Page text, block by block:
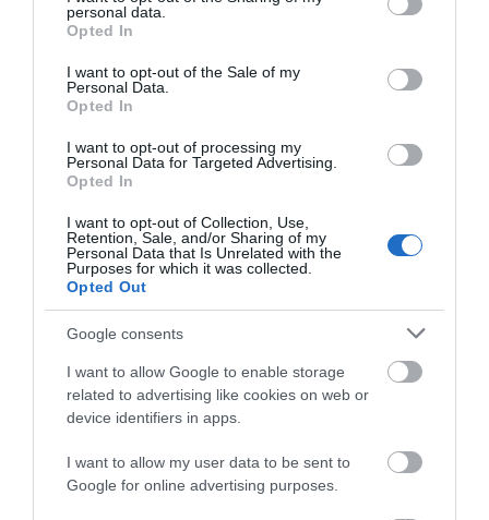
grant or deny consent to Google and its third-party tags to
use your data for below specified purposes in below Google
consent section.
personal data.
Opted In
I want to opt-out of the Sale of my
Personal Data.
Opted In
I want to opt-out of processing my
Personal Data for Targeted Advertising.
Opted In
I want to opt-out of Collection, Use,
Retention, Sale, and/or Sharing of my
Personal Data that Is Unrelated with the
Purposes for which it was collected.
Opted Out
Google consents
I want to allow Google to enable storage
related to advertising like cookies on web or
device identifiers in apps.
I want to allow my user data to be sent to
Google for online advertising purposes.
Αίσθηση πολυτέλειας και ανανέωσης.
Μια επιλογή που συνδυάζει μοναδικά τη ζεστασιά με
Το χαλίSandδημιουργεί έναν ατμοσφαιρικό και
Οι προσεκτικά επιλεγμένες αποχρώσεις του και η
κάθε στυλ διακόσμησης. Κατασκευασμένο από
οικολογικά υλικά υψηλής ποιότητας, το χαλί αυτό
υπόσχεται ανθεκτικότητα και διαχρονική ομορφιά.
Δώστε στο σπίτι σας έναν νέο αέρα ανανέωσης και
φινέτσας με το χαλί
, την ιδανική επιλογή για να